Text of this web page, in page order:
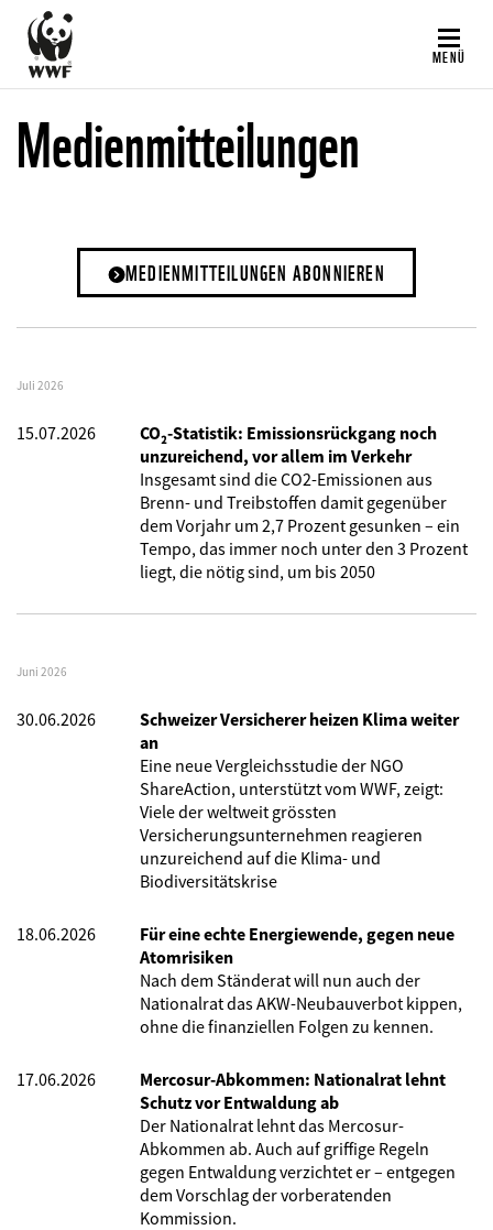
Direkt
zum
Inhalt
MENÜ
Medienmitteilungen
MEDIENMITTEILUNGEN ABONNIEREN
Juli 2026
15.07.2026
CO₂-Statistik: Emissionsrückgang noch
unzureichend, vor allem im Verkehr
Insgesamt sind die CO2-Emissionen aus
Brenn- und Treibstoffen damit gegenüber
dem Vorjahr um 2,7 Prozent gesunken – ein
Tempo, das immer noch unter den 3 Prozent
liegt, die nötig sind, um bis 2050
Juni 2026
30.06.2026
Schweizer Versicherer heizen Klima weiter
an
Eine neue Vergleichsstudie der NGO
ShareAction, unterstützt vom WWF, zeigt:
Viele der weltweit grössten
Versicherungsunternehmen reagieren
unzureichend auf die Klima- und
Biodiversitätskrise
18.06.2026
Für eine echte Energiewende, gegen neue
Atomrisiken
Nach dem Ständerat will nun auch der
Nationalrat das AKW-Neubauverbot kippen,
ohne die finanziellen Folgen zu kennen.
17.06.2026
Mercosur-Abkommen: Nationalrat lehnt
Schutz vor Entwaldung ab
Der Nationalrat lehnt das Mercosur-
Abkommen ab. Auch auf griffige Regeln
gegen Entwaldung verzichtet er – entgegen
dem Vorschlag der vorberatenden
Kommission.